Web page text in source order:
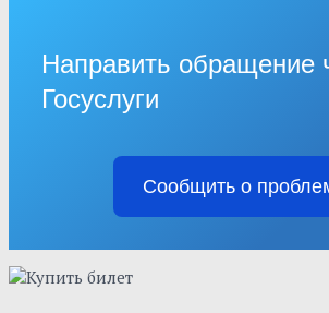
Направить обращение
Госуслуги
Сообщить о